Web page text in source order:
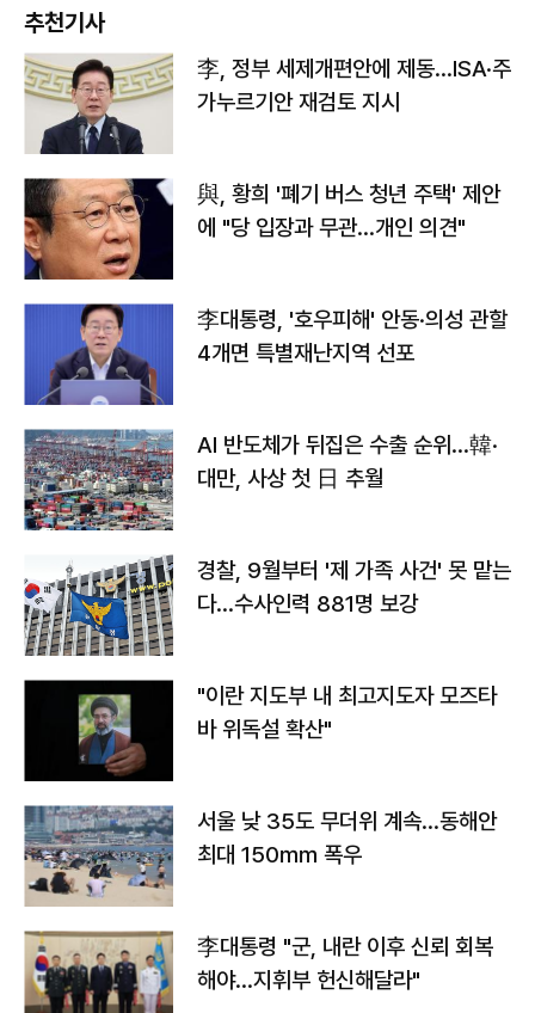
추천기사
李, 정부 세제개편안에 제동…ISA·주
가누르기안 재검토 지시
與, 황희 '폐기 버스 청년 주택' 제안
에 "당 입장과 무관…개인 의견"
李대통령, '호우피해' 안동·의성 관할
4개면 특별재난지역 선포
AI 반도체가 뒤집은 수출 순위…韓·
대만, 사상 첫 日 추월
경찰, 9월부터 '제 가족 사건' 못 맡는
다…수사인력 881명 보강
"이란 지도부 내 최고지도자 모즈타
바 위독설 확산"
서울 낮 35도 무더위 계속…동해안
최대 150㎜ 폭우
李대통령 "군, 내란 이후 신뢰 회복
해야…지휘부 헌신해달라"